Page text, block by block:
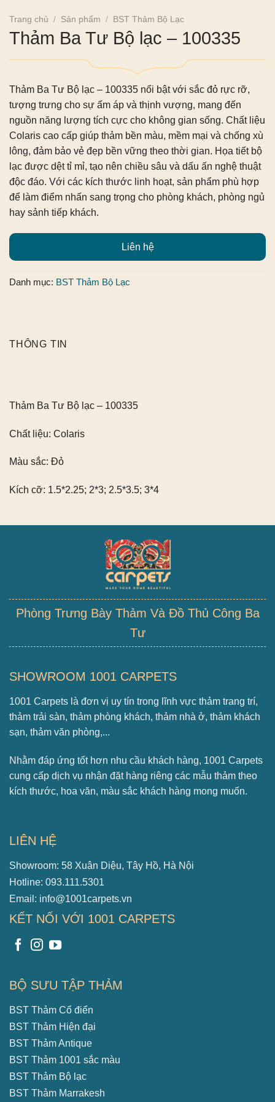
Trang chủ / Sản phẩm / BST Thảm Bộ Lạc
Thảm Ba Tư Bộ lạc – 100335
Thảm Ba Tư Bộ lạc – 100335 nổi bật với sắc đỏ rực rỡ,
tượng trưng cho sự ấm áp và thịnh vượng, mang đến
nguồn năng lượng tích cực cho không gian sống. Chất liệu
Colaris cao cấp giúp thảm bền màu, mềm mại và chống xù
lông, đảm bảo vẻ đẹp bền vững theo thời gian. Họa tiết bộ
lạc được dệt tỉ mỉ, tạo nên chiều sâu và dấu ấn nghệ thuật
độc đáo. Với các kích thước linh hoạt, sản phẩm phù hợp
để làm điểm nhấn sang trọng cho phòng khách, phòng ngủ
hay sảnh tiếp khách.
Liên hệ
Danh mục: BST Thảm Bộ Lạc
THÔNG TIN
Thảm Ba Tư Bộ lạc – 100335
Chất liệu: Colaris
Màu sắc: Đỏ
Kích cỡ: 1.5*2.25; 2*3; 2.5*3.5; 3*4
Phòng Trưng Bày Thảm Và Đồ Thủ Công Ba
Tư
SHOWROOM 1001 CARPETS
1001 Carpets là đơn vị uy tín trong lĩnh vực thảm trang trí,
thảm trải sàn, thảm phòng khách, thảm nhà ở, thảm khách
sạn, thảm văn phòng,...
Nhằm đáp ứng tốt hơn nhu cầu khách hàng, 1001 Carpets
cung cấp dịch vụ nhận đặt hàng riêng các mẫu thảm theo
kích thước, hoa văn, màu sắc khách hàng mong muốn.
LIÊN HỆ
Showroom: 58 Xuân Diệu, Tây Hồ, Hà Nội
Hotline: 093.111.5301
Email: info@1001carpets.vn
KẾT NỐI VỚI 1001 CARPETS
BỘ SƯU TẬP THẢM
BST Thảm Cổ điển
BST Thảm Hiện đại
BST Thảm Antique
BST Thảm 1001 sắc màu
BST Thảm Bộ lạc
BST Thảm Marrakesh